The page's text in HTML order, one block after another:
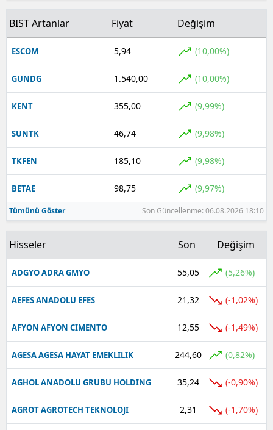
BIST Artanlar Fiyat Değişim
ESCOM 5,94 (10,00%)
GUNDG 1.540,00 (10,00%)
KENT 355,00 (9,99%)
SUNTK 46,74 (9,98%)
TKFEN 185,10 (9,98%)
BETAE 98,75 (9,97%)
Tümünü Göster Son Güncellenme: 06.08.2026 18:10
Hisseler Son Değişim
ADGYO ADRA GMYO 55,05 (5,26%)
AEFES ANADOLU EFES 21,32 (-1,02%)
AFYON AFYON CIMENTO 12,55 (-1,49%)
AGESA AGESA HAYAT EMEKLILIK 244,60 (0,82%)
AGHOL ANADOLU GRUBU HOLDING 35,24 (-0,90%)
AGROT AGROTECH TEKNOLOJI 2,31 (-1,70%)